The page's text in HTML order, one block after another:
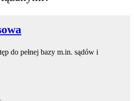
do pełnej bazy m.in. sądów i